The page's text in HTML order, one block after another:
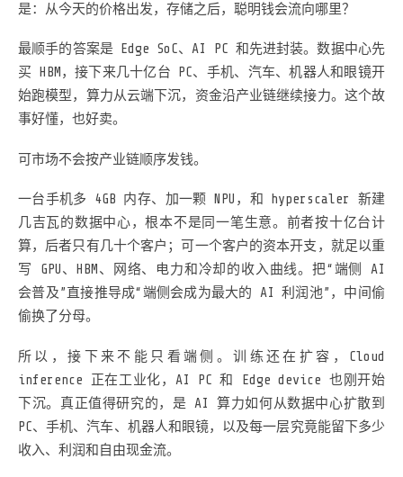
是：从今天的价格出发，存储之后，聪明钱会流向哪里？
最顺手的答案是 Edge SoC、AI PC 和先进封装。数据中心先
买 HBM，接下来几十亿台 PC、手机、汽车、机器人和眼镜开
始跑模型，算力从云端下沉，资金沿产业链继续接力。这个故
事好懂，也好卖。
可市场不会按产业链顺序发钱。
一台手机多 4GB 内存、加一颗 NPU，和 hyperscaler 新建
几吉瓦的数据中心，根本不是同一笔生意。前者按十亿台计
算，后者只有几十个客户；可一个客户的资本开支，就足以重
写 GPU、HBM、网络、电力和冷却的收入曲线。把“端侧 AI
会普及”直接推导成“端侧会成为最大的 AI 利润池”，中间偷
偷换了分母。
所以，接下来不能只看端侧。训练还在扩容，Cloud
inference 正在工业化，AI PC 和 Edge device 也刚开始
下沉。真正值得研究的，是 AI 算力如何从数据中心扩散到
PC、手机、汽车、机器人和眼镜，以及每一层究竟能留下多少
收入、利润和自由现金流。